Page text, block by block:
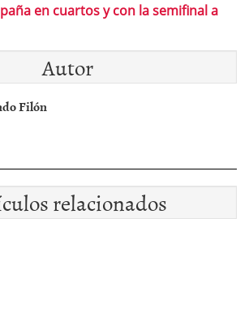
en cuartos y con la semifinal a
Autor
Filón
relacionados